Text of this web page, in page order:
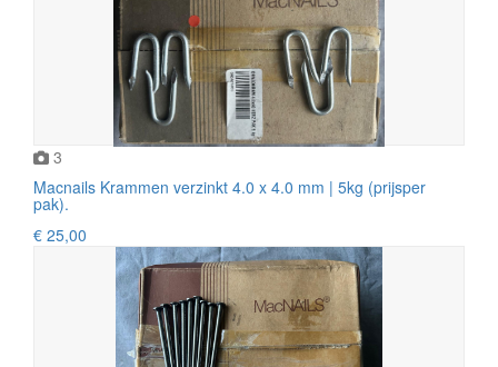
3
Macnails Krammen verzinkt 4.0 x 4.0 mm | 5kg (prijsper
pak).
€ 25,00